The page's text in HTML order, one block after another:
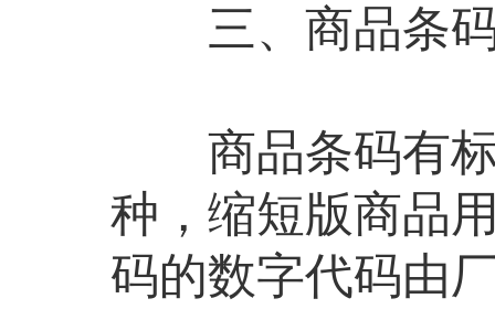
三、商品条码
商品条码有标
种，缩短版商品
码的数字代码由